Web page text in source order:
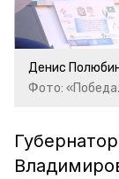
Денис
Фото: